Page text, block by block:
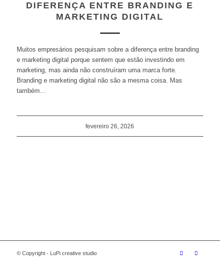
DIFERENÇA ENTRE BRANDING E
MARKETING DIGITAL
Muitos empresários pesquisam sobre a diferença entre branding
e marketing digital porque sentem que estão investindo em
marketing, mas ainda não construíram uma marca forte.
Branding e marketing digital não são a mesma coisa. Mas
também…
fevereiro 26, 2026
© Copyright - LuPi creative studio